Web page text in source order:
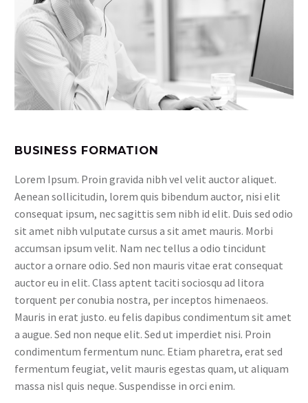
BUSINESS FORMATION
Lorem Ipsum. Proin gravida nibh vel velit auctor aliquet.
Aenean sollicitudin, lorem quis bibendum auctor, nisi elit
consequat ipsum, nec sagittis sem nibh id elit. Duis sed odio
sit amet nibh vulputate cursus a sit amet mauris. Morbi
accumsan ipsum velit. Nam nec tellus a odio tincidunt
auctor a ornare odio. Sed non mauris vitae erat consequat
auctor eu in elit. Class aptent taciti sociosqu ad litora
torquent per conubia nostra, per inceptos himenaeos.
Mauris in erat justo. eu felis dapibus condimentum sit amet
a augue. Sed non neque elit. Sed ut imperdiet nisi. Proin
condimentum fermentum nunc. Etiam pharetra, erat sed
fermentum feugiat, velit mauris egestas quam, ut aliquam
massa nisl quis neque. Suspendisse in orci enim.